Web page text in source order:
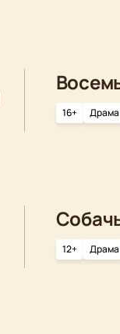
16+ Драма
12+ Драма